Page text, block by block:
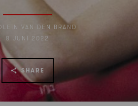
VAN DEN BRAND
8 JUNI 2022
SHARE